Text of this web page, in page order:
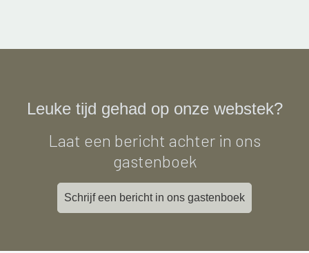
Leuke tijd gehad op onze webstek?
Laat een bericht achter in ons
gastenboek
Schrijf een bericht in ons gastenboek